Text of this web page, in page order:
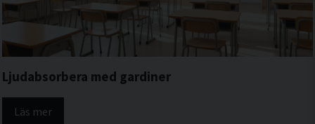
Ljudabsorbera med gardiner
Läs mer